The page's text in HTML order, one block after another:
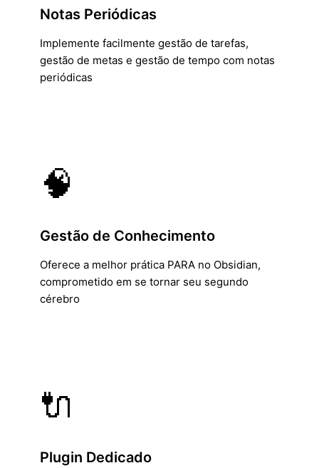
Notas Periódicas
Implemente facilmente gestão de tarefas,
gestão de metas e gestão de tempo com notas
periódicas
🧠
Gestão de Conhecimento
Oferece a melhor prática PARA no Obsidian,
comprometido em se tornar seu segundo
cérebro
🔌
Plugin Dedicado